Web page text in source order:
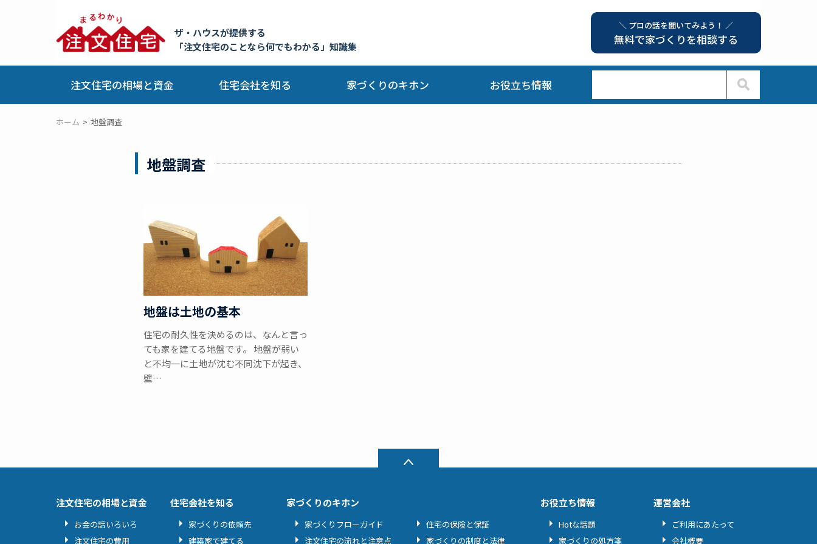
ザ・ハウスが提供する
「注文住宅のことなら何でもわかる」知識集
＼ プロの話を聞いてみよう！ ／
無料で家づくりを相談する
注文住宅の相場と資金 住宅会社を知る 家づくりのキホン お役立ち情報
ホーム 地盤調査
地盤調査
地盤は土地の基本
住宅の耐久性を決めるのは、なんと言っ
ても家を建てる地盤です。 地盤が弱い
と不均一に土地が沈む不同沈下が起き、
壁…
注文住宅の相場と資金
お金の話いろいろ
注文住宅の費用
住宅会社を知る
家づくりの依頼先
建築家で建てる
家づくりのキホン
家づくりフローガイド
注文住宅の流れと注意点
住宅の保険と保証
家づくりの制度と法律
お役立ち情報
Hotな話題
家づくりの処方箋
運営会社
ご利用にあたって
会社概要